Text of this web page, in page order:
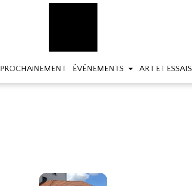
PROCHAiNEMENT ÉVÉNEMENTS ART ET ESSAIS